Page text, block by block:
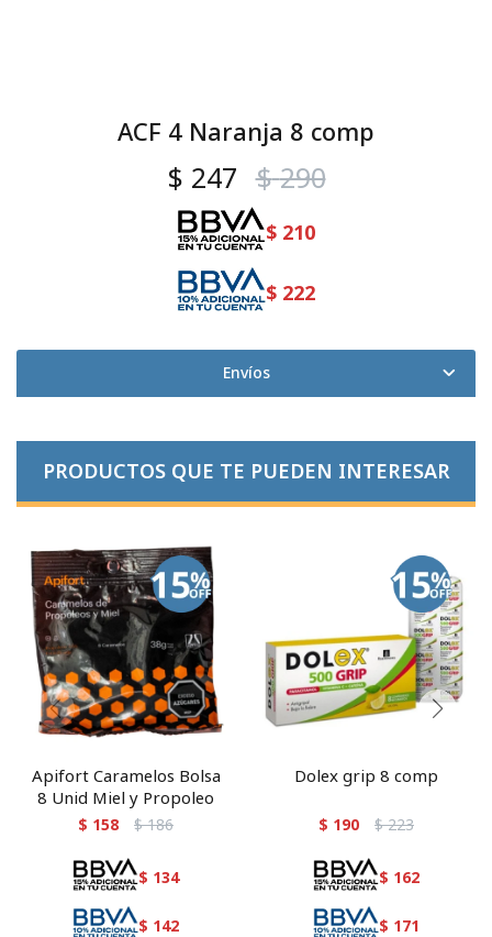
ACF 4 Naranja 8 comp
$ 247 $ 290
$ 210
$ 222
Envíos
PRODUCTOS QUE TE PUEDEN INTERESAR
Apifort Caramelos Bolsa
8 Unid Miel y Propoleo
$ 158 $ 186
$ 134
$ 142
Dolex grip 8 comp
$ 190 $ 223
$ 162
$ 171